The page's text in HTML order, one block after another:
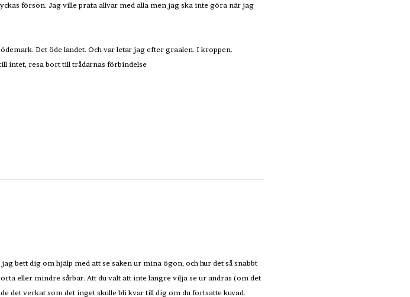
förson. Jag ville prata allvar med alla men jag ska inte göra när jag
Det öde landet. Och var letar jag efter graalen. I kroppen.
intet, resa bort till trådarnas förbindelse
bett dig om hjälp med att se saken ur mina ögon, och hur det så snabbt
eller mindre sårbar. Att du valt att inte längre vilja se ur andras (om det
det verkat som det inget skulle bli kvar till dig om du fortsatte kuvad.